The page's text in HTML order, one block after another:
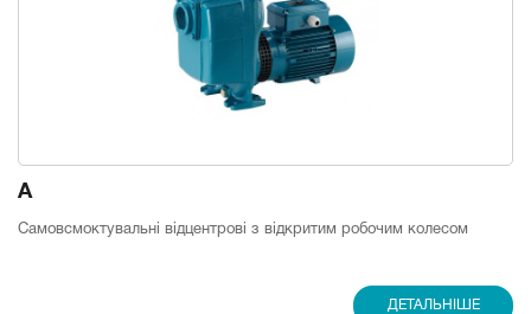
A
Самовсмоктувальні відцентрові з відкритим робочим колесом
ДЕТАЛЬНІШЕ